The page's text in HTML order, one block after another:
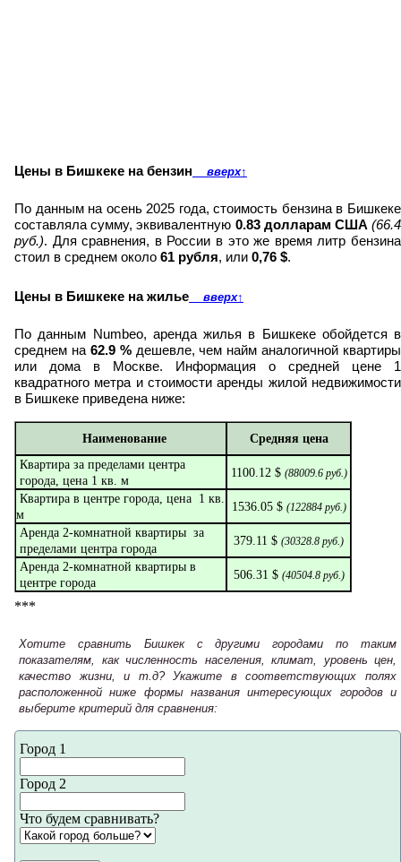
Цены в Бишкеке на бензин вверх↑
По данным на осень 2025 года, стоимость бензина в Бишкеке
составляла сумму, эквивалентную 0.83 долларам США (66.4
руб.). Для сравнения, в России в это же время литр бензина
стоил в среднем около 61 рубля, или 0,76 $.
Цены в Бишкеке на жилье вверх↑
По данным Numbeo, аренда жилья в Бишкеке обойдется в
среднем на 62.9%дешевле, чем найм аналогичной квартиры
или дома в Москве.
Информация о средней цене 1
квадратного метра и стоимости аренды жилой недвижимости
в Бишкеке приведена ниже:
Наименование
Средняя цена
Квартира за пределами центра
города, цена 1 кв. м
1100.12 $ (88009.6руб.)
Квартира в центре города, цена 1 кв.
м
1536.05 $ (122884руб.)
Аренда 2-комнатной квартиры за
пределами центра города
379.11 $ (30328.8 руб.)
Аренда 2-комнатной квартиры в
центре города
506.31 $ (40504.8руб.)
***
Хотите сравнить Бишкек с другими городами по таким
показателям, как численность населения, климат, уровень цен,
качество жизни, и т.д? Укажите в соответствующих полях
расположенной ниже формы названия интересующих городов и
выберите критерий для сравнения:
Город 1
Город 2
Что будем сравнивать?